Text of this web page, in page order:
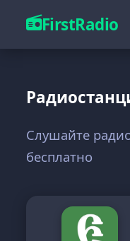
FirstRadio
Слушайте
бесплатно